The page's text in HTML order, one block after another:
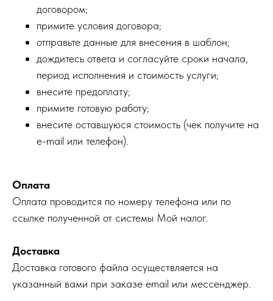
договором;
примите условия договора;
отправьте данные для внесения в шаблон;
дождитесь ответа и согласуйте сроки начала,
период исполнения и стоимость услуги;
внесите предоплату;
примите готовую работу;
внесите оставшуюся стоимость (чек получите на
e-mail или телефон).
Оплата
Оплата проводится по номеру телефона или по
ссылке полученной от системы Мой налог.
Доставка
Доставка готового файла осуществляется на
указанный вами при заказе email или мессенджер.